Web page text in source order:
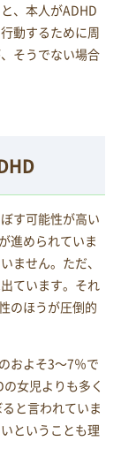
、本人がADHD
動するために周
そうでない場合
す可能性が高い
進められていま
ません。ただ、
ています。それ
のほうが圧倒的
およそ3～7％で
女児よりも多く
と言われていま
ということも理